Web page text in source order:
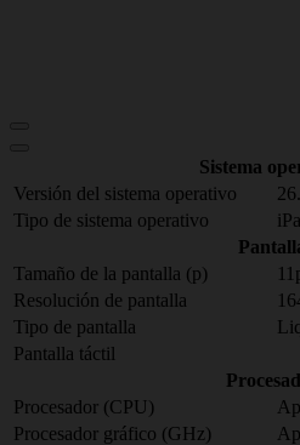
Sistema
Versión del sistema operativo
Tipo de sistema operativo
Tamaño de la pantalla (p)
Resolución de pantalla
Tipo de pantalla
Pantalla táctil
Procesador (CPU)
Procesador gráfico (GHz)